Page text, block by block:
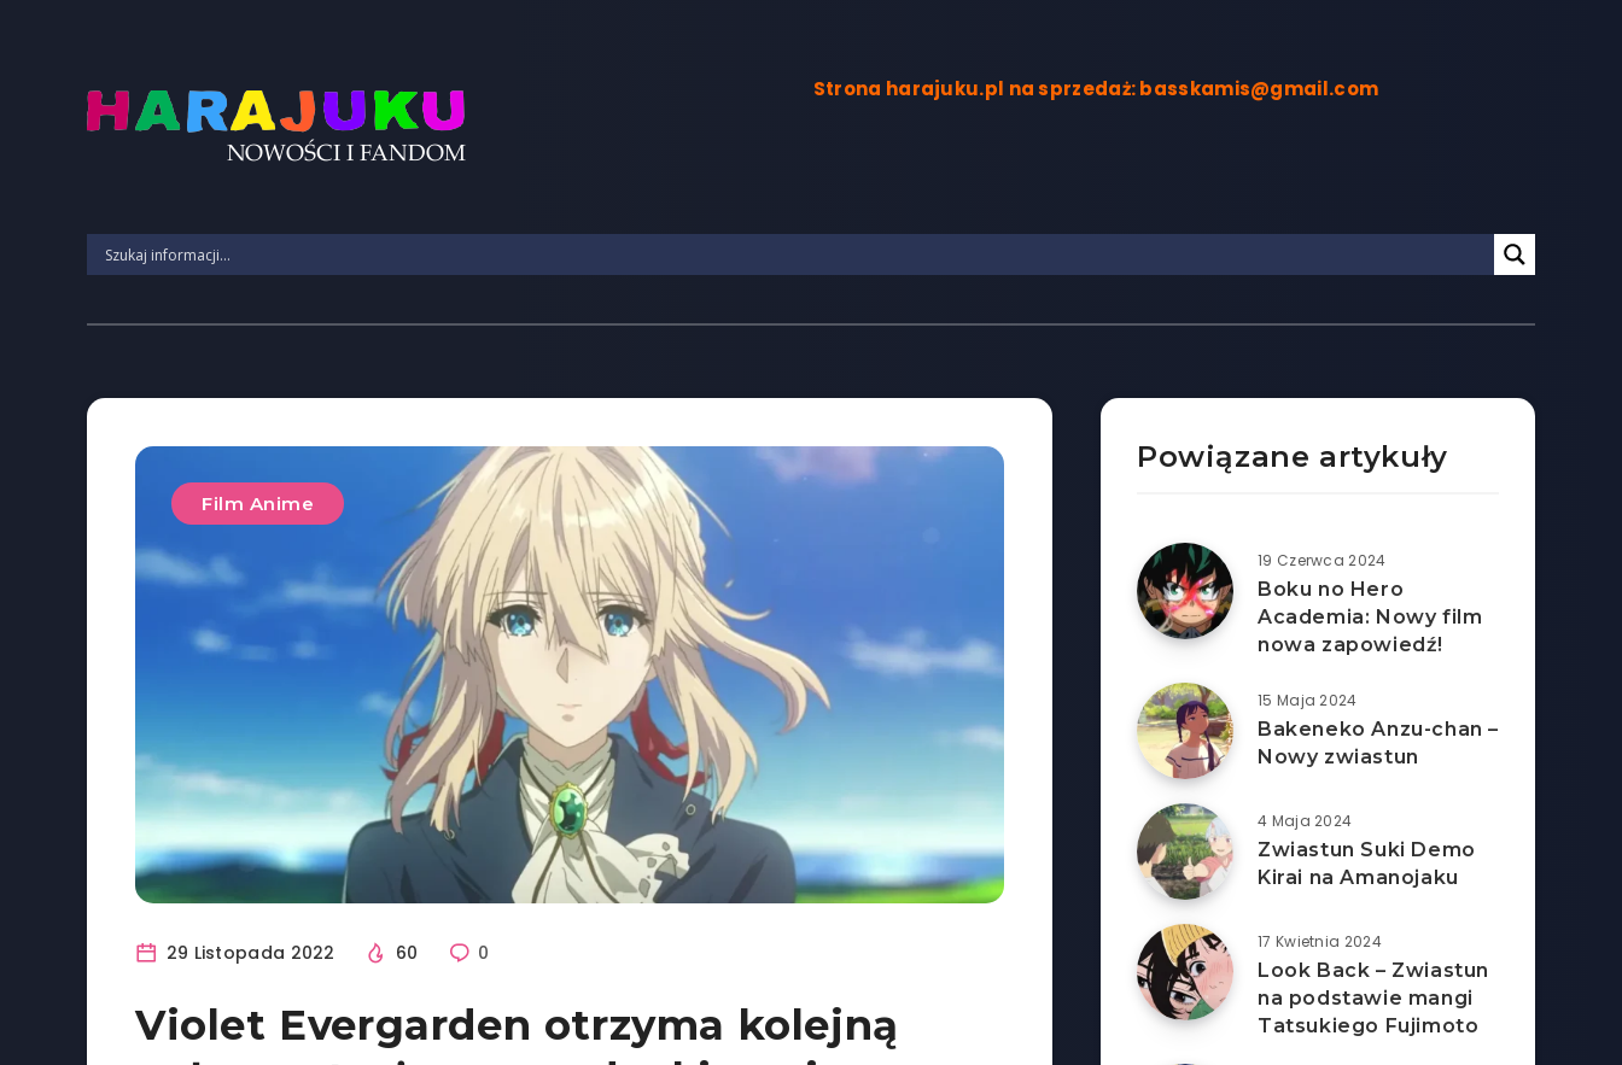
Strona harajuku.pl na sprzedaż: basskamis@gmail.com
Film Anime
29 Listopada 2022 60 0
Violet Evergarden otrzyma kolejną
Powiązane artykuły
19 Czerwca 2024
Boku no Hero
Academia: Nowy film
nowa zapowiedź!
15 Maja 2024
Bakeneko Anzu-chan –
Nowy zwiastun
4 Maja 2024
Zwiastun Suki Demo
Kirai na Amanojaku
17 Kwietnia 2024
Look Back – Zwiastun
na podstawie mangi
Tatsukiego Fujimoto